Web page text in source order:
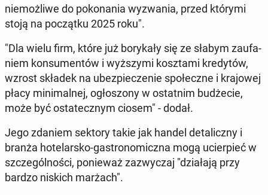
nie­moż­li­we do po­ko­na­nia wy­zwa­nia, przed którymi
stoją na po­cząt­ku 2025 roku".
"Dla wielu firm, które już bo­ry­ka­ły się ze słabym za­ufa­
niem kon­su­men­tów i wyż­szy­mi kosz­ta­mi kre­dy­tów,
wzrost składek na ubez­pie­cze­nie spo­łecz­ne i kra­jo­wej
płacy mi­ni­mal­nej, ogło­szo­ny w ostat­nim bu­dże­cie,
może być osta­tecz­nym ciosem" - dodał.
Jego zdaniem sektory takie jak handel de­ta­licz­ny i
branża ho­te­lar­sko-ga­stro­no­micz­na mogą ucier­pieć w
szcze­gól­no­ści, po­nie­waż za­zwy­czaj "dzia­ła­ją przy
bardzo niskich marżach".